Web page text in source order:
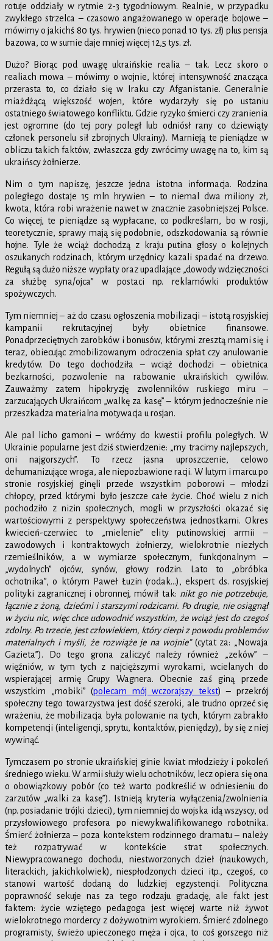
rotuje oddziały w rytmie 2-3 tygodniowym. Realnie, w przypadku
zwykłego strzelca – czasowo angażowanego w operacje bojowe –
mówimy o jakichś 80 tys. hrywien (nieco ponad 10 tys. zł) plus pensja
bazowa, co w sumie daje mniej więcej 12,5 tys. zł.
Dużo? Biorąc pod uwagę ukraińskie realia – tak. Lecz skoro o
realiach mowa – mówimy o wojnie, której intensywność znacząca
przerasta to, co działo się w Iraku czy Afganistanie. Generalnie
miażdżącą większość wojen, które wydarzyły się po ustaniu
ostatniego światowego konfliktu. Gdzie ryzyko śmierci czy zranienia
jest ogromne (do tej pory poległ lub odniósł rany co dziewiąty
członek personelu sił zbrojnych Ukrainy). Marnieją te pieniądze w
obliczu takich faktów, zwłaszcza gdy zwrócimy uwagę na to, kim są
ukraińscy żołnierze.
Nim o tym napiszę, jeszcze jedna istotna informacja. Rodzina
poległego dostaje 15 mln hrywien – to niemal dwa miliony zł,
kwota, która robi wrażenie nawet w znacznie zasobniejszej Polsce.
Co więcej, te pieniądze są wypłacane, co podkreślam, bo w rosji,
teoretycznie, sprawy mają się podobnie, odszkodowania są równie
hojne. Tyle że wciąż dochodzą z kraju putina głosy o kolejnych
oszukanych rodzinach, którym urzędnicy kazali spadać na drzewo.
Regułą są dużo niższe wypłaty oraz upadlające „dowody wdzięczności
za służbę syna/ojca” w postaci np. reklamówki produktów
spożywczych.
Tym niemniej – aż do czasu ogłoszenia mobilizacji – istotą rosyjskiej
kampanii rekrutacyjnej były obietnice finansowe.
Ponadprzeciętnych zarobków i bonusów, którymi zresztą mami się i
teraz, obiecując zmobilizowanym odroczenia spłat czy anulowanie
kredytów. Do tego dochodziła – wciąż dochodzi – obietnica
bezkarności, pozwolenie na rabowanie ukraińskich cywilów.
Zauważmy zatem hipokryzję zwolenników ruskiego miru –
zarzucających Ukraińcom „walkę za kasę” – którym jednocześnie nie
przeszkadza materialna motywacja u rosjan.
Ale pal licho gamoni – wróćmy do kwestii profilu poległych. W
Ukrainie popularne jest dziś stwierdzenie: „my tracimy najlepszych,
oni najgorszych”. To rzecz jasna uproszczenie, celowo
dehumanizujące wroga, ale niepozbawione racji. W lutym i marcu po
stronie rosyjskiej ginęli przede wszystkim poborowi – młodzi
chłopcy, przed którymi było jeszcze całe życie. Choć wielu z nich
pochodziło z nizin społecznych, mogli w przyszłości okazać się
wartościowymi z perspektywy społeczeństwa jednostkami. Okres
kwiecień-czerwiec to „mielenie” elity putinowskiej armii –
zawodowych i kontraktowych żołnierzy, wielokrotnie niezłych
rzemieślników, a w wymiarze społecznym, funkcjonalnym –
„wydolnych” ojców, synów, głowy rodzin. Lato to „obróbka
ochotnika”, o którym Paweł Łuzin (rodak…), ekspert ds. rosyjskiej
polityki zagranicznej i obronnej, mówił tak: nikt go nie potrzebuje,
łącznie z żoną, dziećmi i starszymi rodzicami. Po drugie, nie osiągnął
w życiu nic, więc chce udowodnić wszystkim, że wciąż jest do czegoś
zdolny. Po trzecie, jest człowiekiem, który cierpi z powodu problemów
materialnych i myśli, że rozwiąże je na wojnie”(cytat za: „Nowaja
Gazieta”). Do tego grona zaliczyć należy również „zeków” –
więźniów, w tym tych z najcięższymi wyrokami, wcielanych do
wspierającej armię Grupy Wagnera. Obecnie zaś giną przede
wszystkim „mobiki” (polecam mój wczorajszy tekst) – przekrój
społeczny tego towarzystwa jest dość szeroki, ale trudno oprzeć się
wrażeniu, że mobilizacja była polowanie na tych, którym zabrakło
kompetencji (inteligencji, sprytu, kontaktów, pieniędzy), by się z niej
wywinąć.
Tymczasem po stronie ukraińskiej ginie kwiat młodzieży i pokoleń
średniego wieku. W armii służy wielu ochotników, lecz opiera się ona
o obowiązkowy pobór (co też warto podkreślić w odniesieniu do
zarzutów „walki za kasę”). Istnieją kryteria wyłączenia/zwolnienia
(np. posiadanie trójki dzieci), tym niemniej do wojska idą wszyscy, od
przysłowiowego profesora po niewykwalifikowanego robotnika.
Śmierć żołnierza – poza kontekstem rodzinnego dramatu – należy
też rozpatrywać w kontekście strat społecznych.
Niewypracowanego dochodu, niestworzonych dzieł (naukowych,
literackich, jakichkolwiek), niespłodzonych dzieci itp., czegoś, co
stanowi wartość dodaną do ludzkiej egzystencji. Polityczna
poprawność sekuje nas za tego rodzaju gradację, ale fakt jest
faktem: życie wziętego pedagoga jest więcej warte niż żywot
wielokrotnego mordercy z dożywotnim wyrokiem. Śmierć zdolnego
programisty, świeżo upieczonego męża i ojca, to coś gorszego niż